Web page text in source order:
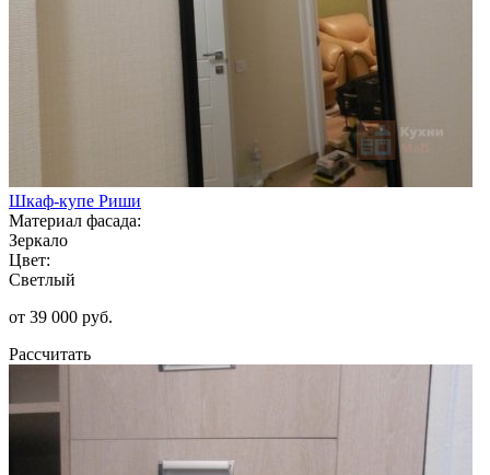
Шкаф-купе Риши
Материал фасада:
Зеркало
Цвет:
Светлый
от 39 000 руб.
Рассчитать